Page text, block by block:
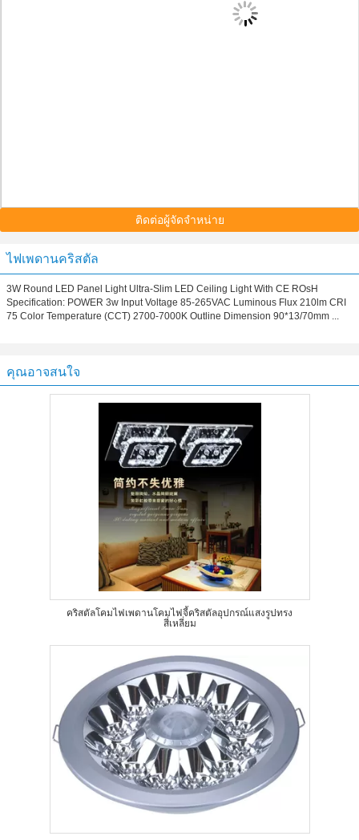
ติดต่อผู้จัดจำหน่าย
ไฟเพดานคริสตัล
3W Round LED Panel Light Ultra-Slim LED Ceiling Light With CE ROsH
Specification: POWER 3w Input Voltage 85-265VAC Luminous Flux 210lm CRI
75 Color Temperature (CCT) 2700-7000K Outline Dimension 90*13/70mm ...
คุณอาจสนใจ
คริสตัลโคมไฟเพดานโคมไฟจี้คริสตัลอุปกรณ์แสงรูปทรง
สี่เหลี่ยม